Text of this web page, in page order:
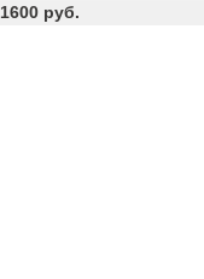
1600 руб.